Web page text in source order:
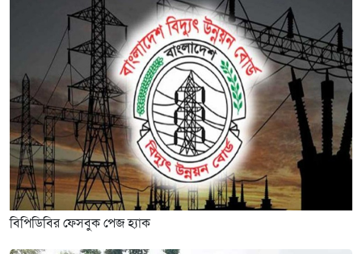
বিপিডিবির ফেসবুক পেজ হ্যাক